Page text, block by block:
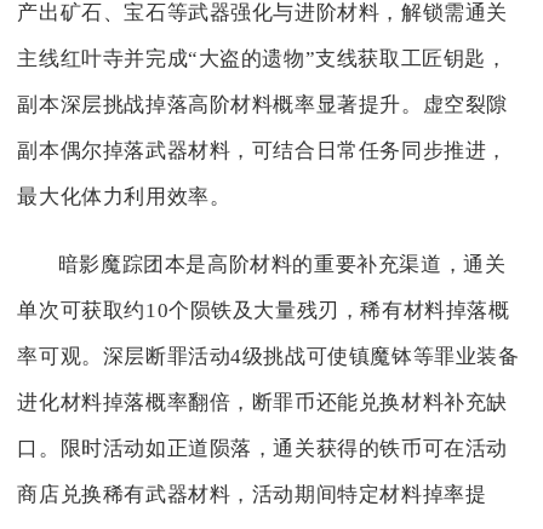
产出矿石、宝石等武器强化与进阶材料，解锁需通关
主线红叶寺并完成“大盗的遗物”支线获取工匠钥匙，
副本深层挑战掉落高阶材料概率显著提升。虚空裂隙
副本偶尔掉落武器材料，可结合日常任务同步推进，
最大化体力利用效率。
暗影魔踪团本是高阶材料的重要补充渠道，通关
单次可获取约10个陨铁及大量残刃，稀有材料掉落概
率可观。深层断罪活动4级挑战可使镇魔钵等罪业装备
进化材料掉落概率翻倍，断罪币还能兑换材料补充缺
口。限时活动如正道陨落，通关获得的铁币可在活动
商店兑换稀有武器材料，活动期间特定材料掉率提